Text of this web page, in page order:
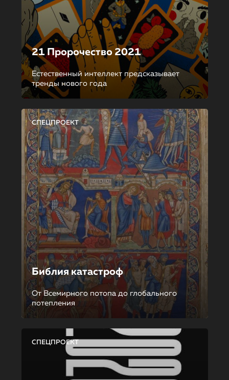
21 Пророчество 2021
Естественный интеллект предсказывает
тренды нового года
СПЕЦПРОЕКТ
Библия катастроф
От Всемирного потопа до глобального
потепления
СПЕЦПРОЕКТ